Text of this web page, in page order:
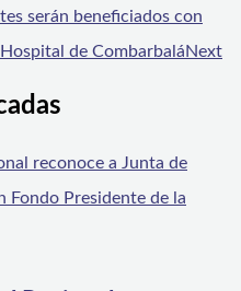
serán beneficiados con
de CombarbaláNext